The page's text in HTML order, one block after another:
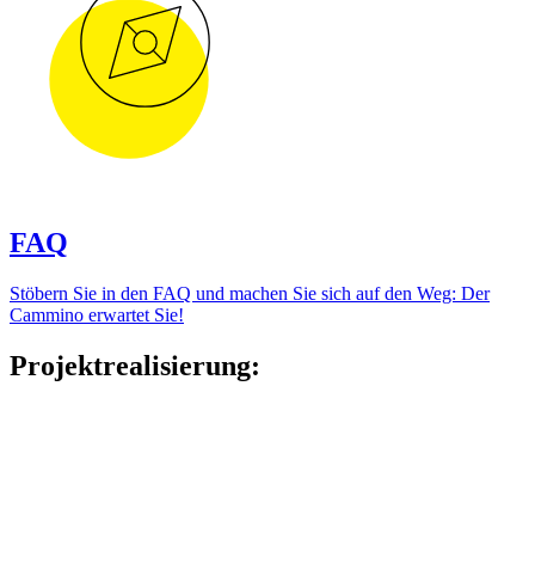
FAQ
Stöbern Sie in den FAQ und machen Sie sich auf den Weg: Der
Cammino erwartet Sie!
Projektrealisierung: